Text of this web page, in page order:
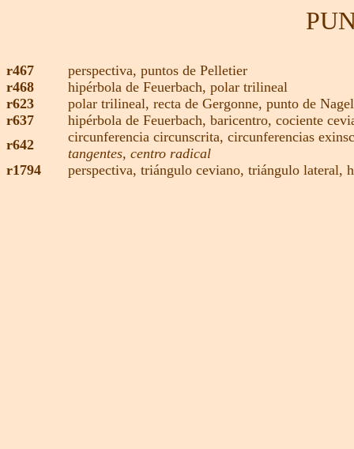
r467 perspectiva, puntos de Pelletier
r468
hipérbola de Feuerbach, polar trilineal
r623
polar trilineal, recta de Gergonne, punto de Nagel
r637
hipérbola de Feuerbach, baricentro, cociente
r642
circunferencia circunscrita, circunferencias
tangentes, centro radical
r1794
perspectiva, triángulo ceviano, triángulo lateral,